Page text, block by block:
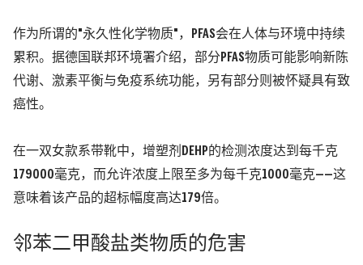
作为所谓的"永久性化学物质"，PFAS会在人体与环境中持续
累积。据德国联邦环境署介绍，部分PFAS物质可能影响新陈
代谢、激素平衡与免疫系统功能，另有部分则被怀疑具有致
癌性。
在一双女款系带靴中，增塑剂DEHP的检测浓度达到每千克
179000毫克，而允许浓度上限至多为每千克1000毫克——这
意味着该产品的超标幅度高达179倍。
邻苯二甲酸盐类物质的危害